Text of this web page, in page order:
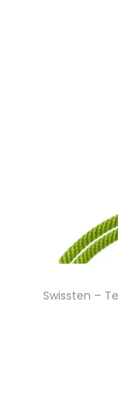
Swissten –